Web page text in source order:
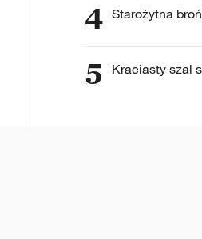
4 Starożytna
5 Kraciasty szal